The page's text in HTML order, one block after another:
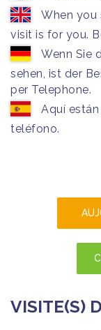
When you
visit is for you.
Wenn Sie
sehen, ist der
per Telephone.
Aquí
teléfono.
VISITE(S)